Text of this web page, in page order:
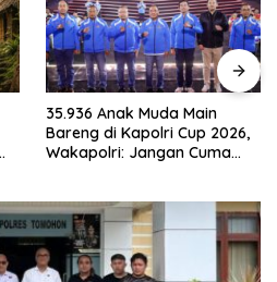
Ketua IESPA Ibnu Riza
Apresiasi Kapolri Cup 2026:
Wadah Luar Biasa, dari